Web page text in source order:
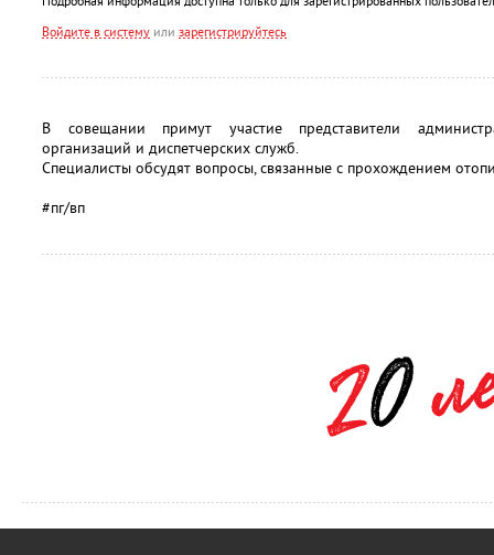
Войдите в систему или зарегистрируйтесь
В совещании примут участие представители
организаций и диспетчерских служб.
Специалисты обсудят вопросы, связанные с прохождением
#пг/вп